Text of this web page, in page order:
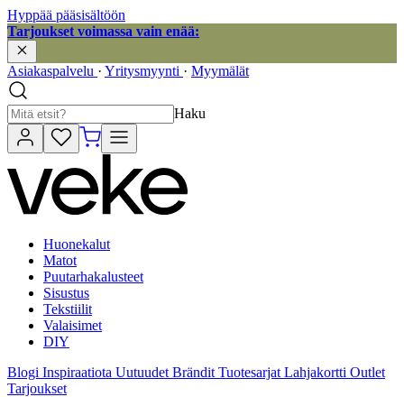
Hyppää pääsisältöön
Tarjoukset voimassa vain enää:
Asiakaspalvelu · Yritysmyynti · Myymälät
Haku
Huonekalut
Matot
Puutarhakalusteet
Sisustus
Tekstiilit
Valaisimet
DIY
Blogi Inspiraatiota Uutuudet Brändit Tuotesarjat Lahjakortti Outlet
Tarjoukset